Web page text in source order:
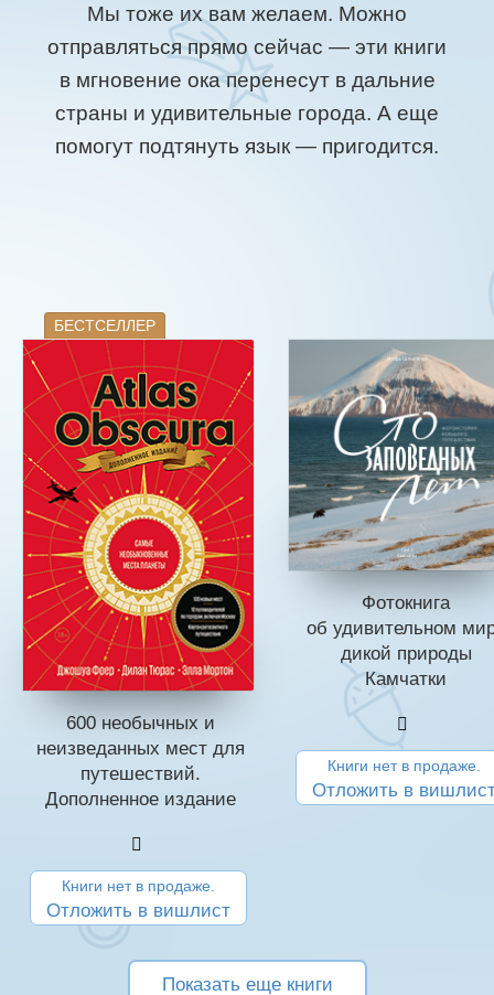
Мы тоже их вам желаем. Можно
отправляться прямо сейчас — эти книги
в мгновение ока перенесут в дальние
страны и удивительные города. А еще
помогут подтянуть язык — пригодится.
БЕСТСЕЛЛЕР
600 необычных и
неизведанных мест для
путешествий.
Дополненное издание
Книги нет в продаже.
Отложить в вишлист
Фотокнига
об удивительном
дикой природы
Камчатки
Книги нет в продаже.
Отложить в
Показать еще книги